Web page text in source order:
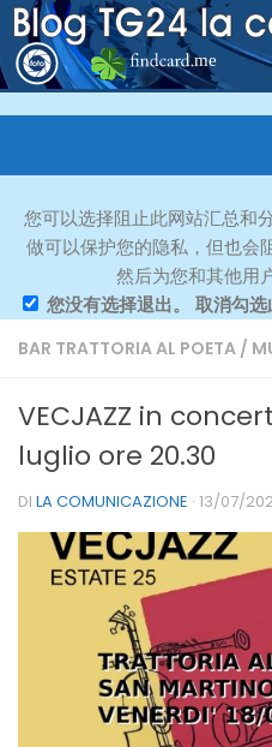
您可以选择阻止此网站汇总和
做可以保护您的隐私，但也会
然后为您和其他用
您没有选择退出。 取消勾选
BAR TRATTORIA AL POETA /
VECJAZZ in
luglio ore 20.30
DI LA COMUNICAZIONE · 13/07/